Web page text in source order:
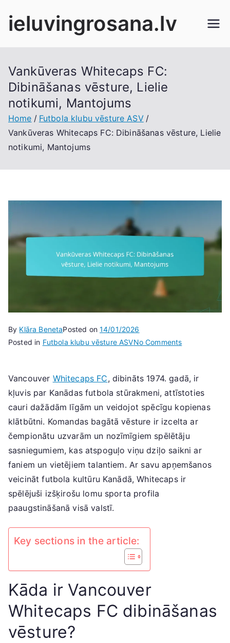
ieluvingrosana.lv
Vankūveras Whitecaps FC:
Dibināšanas vēsture, Lielie
notikumi, Mantojums
Home
Futbola klubu vēsture ASV
Vankūveras Whitecaps FC: Dibināšanas vēsture, Lielie
notikumi, Mantojums
By Klāra BenetaPosted on14/01/2026
Posted in Futbola klubu vēsture ASVNo Commentson
FC:
Dibināšanas
vēsture,
Lielie
notikumi,
Vancouver Whitecaps FC, dibināts 1974. gadā, ir
kļuvis par Kanādas futbola stūrakmeni, attīstoties
cauri dažādām līgām un veidojot spēcīgu kopienas
klātbūtni. Komandas bagātā vēsture ir izcelta ar
čempionātu uzvarām un nozīmīgiem spēlētāju
sasniegumiem, kas atspoguļo viņu dziļo saikni ar
faniem un vietējiem talantiem. Ar savu apņemšanos
veicināt futbola kultūru Kanādā, Whitecaps ir
spēlējuši izšķirošu lomu sporta profila
paaugstināšanā visā valstī.
Key sections in the article:
Kāda ir Vancouver
Whitecaps FC dibināšanas
vēsture?